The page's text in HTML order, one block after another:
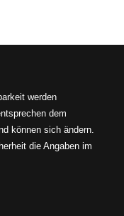
werden
dem
können sich ändern.
die Angaben im